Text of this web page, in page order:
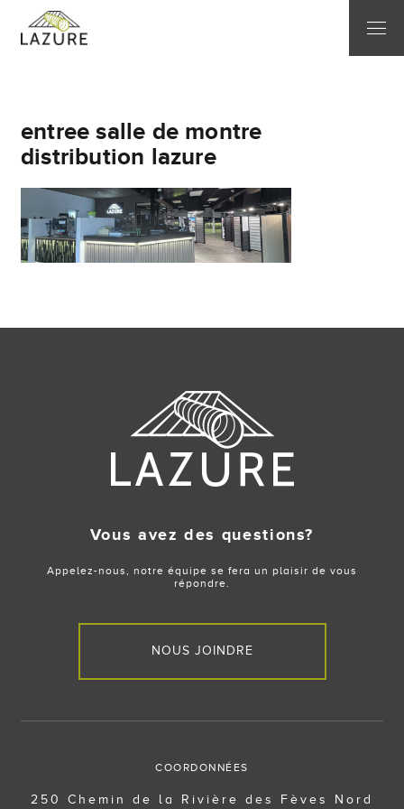
entree salle de montre
distribution lazure
Vous avez des questions?
Appelez-nous, notre équipe se fera un plaisir de vous
répondre.
NOUS JOINDRE
COORDONNÉES
250 Chemin de la Rivière des Fèves Nord